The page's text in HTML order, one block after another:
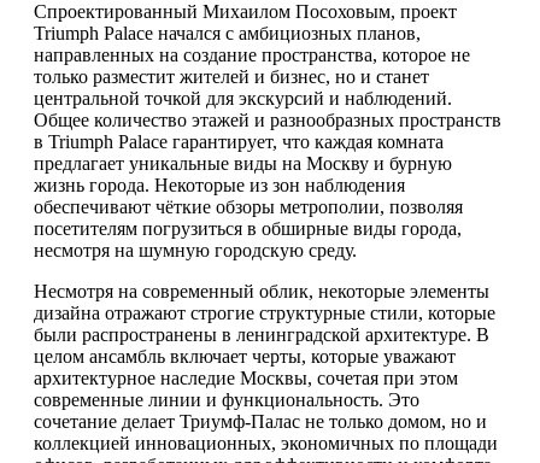
Спроектированный Михаилом Посоховым, проект
Triumph Palace начался с амбициозных планов,
направленных на создание пространства, которое не
только разместит жителей и бизнес, но и станет
центральной точкой для экскурсий и наблюдений.
Общее количество этажей и разнообразных пространств
в Triumph Palace гарантирует, что каждая комната
предлагает уникальные виды на Москву и бурную
жизнь города. Некоторые из зон наблюдения
обеспечивают чёткие обзоры метрополии, позволяя
посетителям погрузиться в обширные виды города,
несмотря на шумную городскую среду.
Несмотря на современный облик, некоторые элементы
дизайна отражают строгие структурные стили, которые
были распространены в ленинградской архитектуре. В
целом ансамбль включает черты, которые уважают
архитектурное наследие Москвы, сочетая при этом
современные линии и функциональность. Это
сочетание делает Триумф-Палас не только домом, но и
коллекцией инновационных, экономичных по площади